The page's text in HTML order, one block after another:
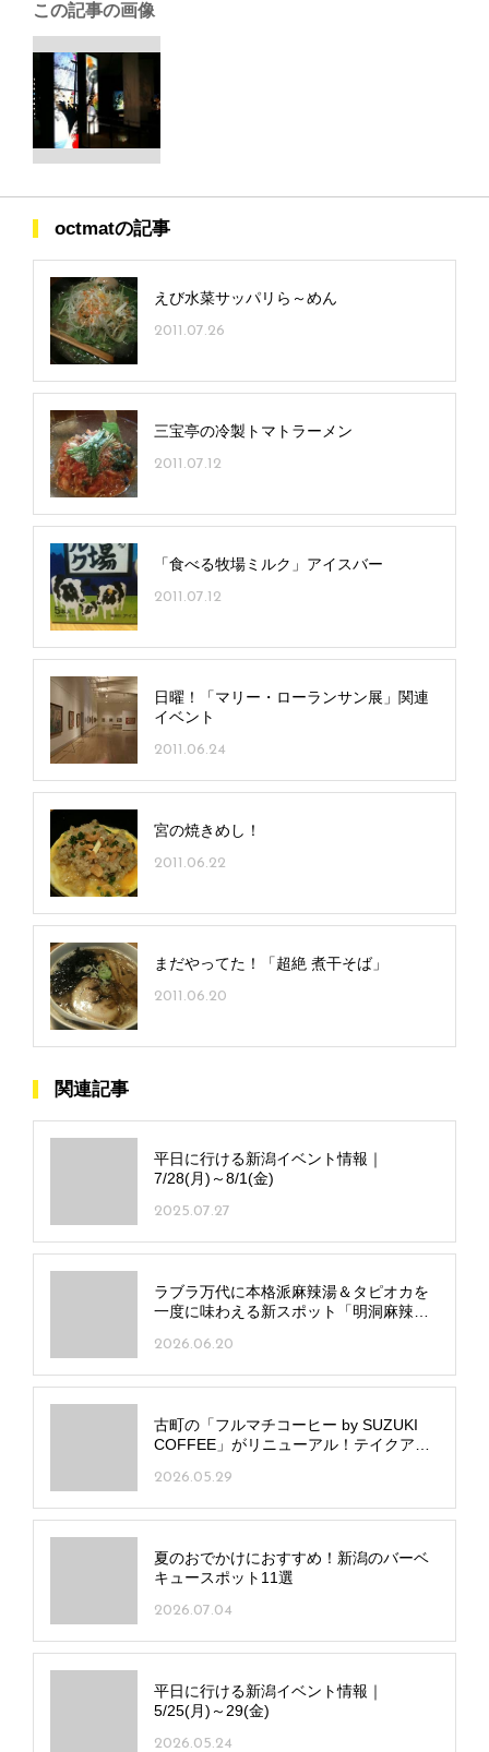
この記事の画像
octmatの記事
えび水菜サッパリら～めん
2011.07.26
三宝亭の冷製トマトラーメン
2011.07.12
「食べる牧場ミルク」アイスバー
2011.07.12
日曜！「マリー・ローランサン展」関連
イベント
2011.06.24
宮の焼きめし！
2011.06.22
まだやってた！「超絶 煮干そば」
2011.06.20
関連記事
平日に行ける新潟イベント情報｜
7/28(月)～8/1(金)
2025.07.27
ラブラ万代に本格派麻辣湯＆タピオカを
一度に味わえる新スポット「明洞麻辣湯
2026.06.20
古町の「フルマチコーヒー by SUZUKI
COFFEE」がリニューアル！テイクアウ
2026.05.29
夏のおでかけにおすすめ！新潟のバーベ
キュースポット11選
2026.07.04
平日に行ける新潟イベント情報｜
5/25(月)～29(金)
2026.05.24